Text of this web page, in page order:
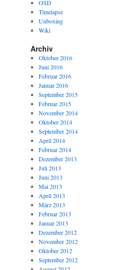
OSD
Timelapse
Unboxing
Wiki
Archiv
Oktober 2016
Juni 2016
Februar 2016
Januar 2016
September 2015
Februar 2015
November 2014
Oktober 2014
September 2014
April 2014
Februar 2014
Dezember 2013
Juli 2013
Juni 2013
Mai 2013
April 2013
März 2013
Februar 2013
Januar 2013
Dezember 2012
November 2012
Oktober 2012
September 2012